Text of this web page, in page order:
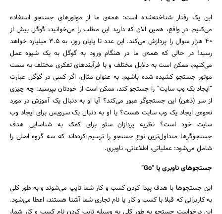
این یک رفتار شناخته‌شده است: همه‌ی ما از موتورهای جستجو استفاده
می‌کنیم. در واقع، همین الان که دارید این مطلب را می‌خوانید، گوگل بیش از
۴۰ هزار سوال را پردازش می‌کند. این عدد تا پایان روز، به ۳.۵ میلیارد خواهد
رسید! در حالی که همه‌ی ما در هنگام ورود به گوگل به یک شیوه عمل
می‌کنیم، ممکن است به دلایل مختلف و با فرآیندهای تفکری مختلف به سمت
موتور جستجو کشیده شده باشیم. به عنوان مثال، اگر کسی در گوگل عبارت
“ایجاد یک وب سایت” را جستجو کند، ممکن است از خودتان بپرسید: چه چیزی
از سر (ذهن) این جستجوگر عبور می‌کند؟ آیا او به دنبال یک آموزش در مورد
نحوه‌ی ایجاد یک وب سایت هست؟ یا او به دنبال یک سرویس برای ایجاد وب
سایت خود است؟ نظریه پردازان سئو برای کمک به شناسایی هدف
جستجوگرها متداول‌ترین نوع جستجو را ترسیم کرده‌اند که سه گروه اصلی را
شامل می‌شود: عملیاتی، اطلاعاتی، ناوبری.
جستجوهای ناوبری یا “Go”
این جستجوها با هدف پیدا کردن کسب و کار شما تایپ می‌شوند و به طور کلی
به کاربرانی که قبلا با کسب و کار یا نام تجاری شما آشنا هستند، اعطا می‌شود.